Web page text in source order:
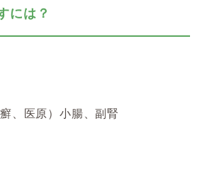
には？
、医原）小腸、副腎